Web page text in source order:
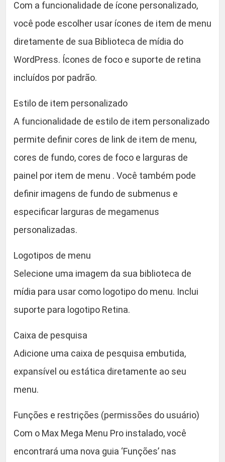
Com a funcionalidade de ícone personalizado,
você pode escolher usar ícones de item de menu
diretamente de sua Biblioteca de mídia do
WordPress. Ícones de foco e suporte de retina
incluídos por padrão.
Estilo de item personalizado
A funcionalidade de estilo de item personalizado
permite definir cores de link de item de menu,
cores de fundo, cores de foco e larguras de
painel por item de menu . Você também pode
definir imagens de fundo de submenus e
especificar larguras de megamenus
personalizadas.
Logotipos de menu
Selecione uma imagem da sua biblioteca de
mídia para usar como logotipo do menu. Inclui
suporte para logotipo Retina.
Caixa de pesquisa
Adicione uma caixa de pesquisa embutida,
expansível ou estática diretamente ao seu
menu.
Funções e restrições (permissões do usuário)
Com o Max Mega Menu Pro instalado, você
encontrará uma nova guia ‘Funções’ nas